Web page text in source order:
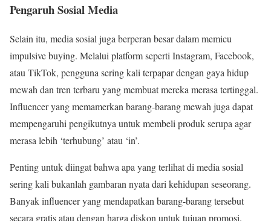
Pengaruh Sosial Media
Selain itu, media sosial juga berperan besar dalam memicu
impulsive buying. Melalui platform seperti Instagram, Facebook,
atau TikTok, pengguna sering kali terpapar dengan gaya hidup
mewah dan tren terbaru yang membuat mereka merasa tertinggal.
Influencer yang memamerkan barang-barang mewah juga dapat
mempengaruhi pengikutnya untuk membeli produk serupa agar
merasa lebih ‘terhubung’ atau ‘in’.
Penting untuk diingat bahwa apa yang terlihat di media sosial
sering kali bukanlah gambaran nyata dari kehidupan seseorang.
Banyak influencer yang mendapatkan barang-barang tersebut
secara gratis atau dengan harga diskon untuk tujuan promosi.